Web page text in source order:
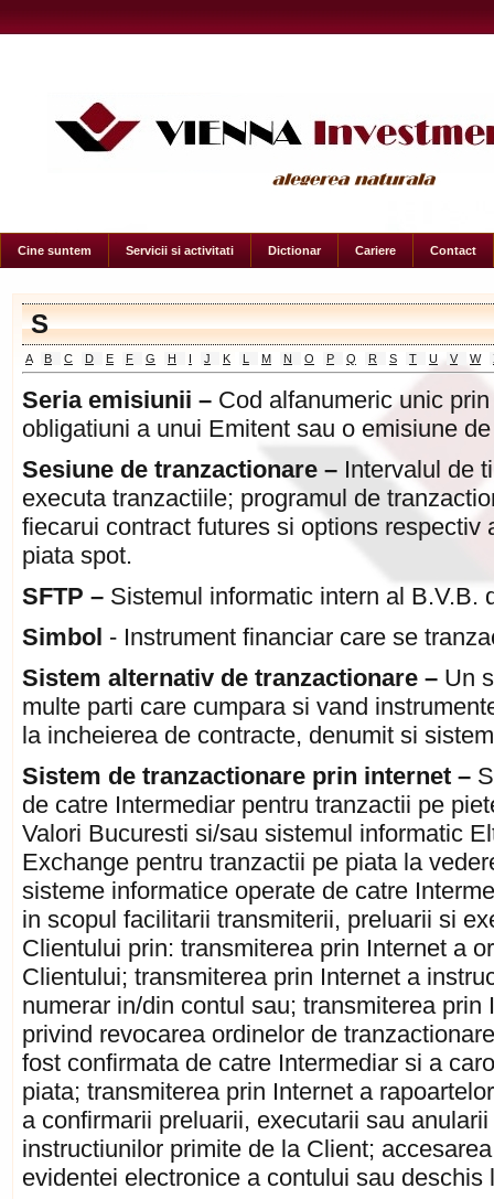
Cine suntem Servicii si activitati Dictionar Cariere Contact
S
A B C D E F G H I J K L M N O P Q R S T U V W
Seria emisiunii – Cod alfanumeric unic
obligatiuni a unui Emitent sau o emisiune
Sesiune de tranzactionare – Intervalul de
executa tranzactiile; programul de
fiecarui contract futures si options
piata spot.
SFTP – Sistemul informatic intern al B.V.B.
Simbol - Instrument financiar care se
Sistem alternativ de tranzactionare – Un
multe parti care cumpara si vand
la incheierea de contracte, denumit si
Sistem de tranzactionare prin internet –
de catre Intermediar pentru tranzactii pe
Valori Bucuresti si/sau sistemul informatic
Exchange pentru tranzactii pe piata la
sisteme informatice operate de catre
in scopul facilitarii transmiterii, preluarii si
Clientului prin: transmiterea prin Internet a
Clientului; transmiterea prin Internet a
numerar in/din contul sau; transmiterea
privind revocarea ordinelor de
fost confirmata de catre Intermediar si a
piata; transmiterea prin Internet a
a confirmarii preluarii, executarii sau
instructiunilor primite de la Client;
evidentei electronice a contului sau deschis